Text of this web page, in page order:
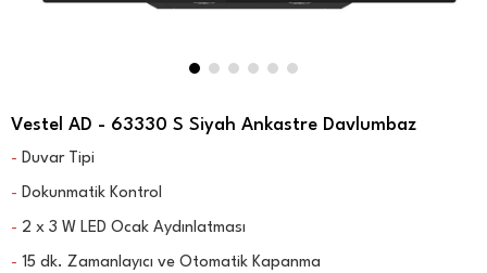
Vestel AD - 63330 S Siyah Ankastre Davlumbaz
- Duvar Tipi
- Dokunmatik Kontrol
- 2 x 3 W LED Ocak Aydınlatması
- 15 dk. Zamanlayıcı ve Otomatik Kapanma